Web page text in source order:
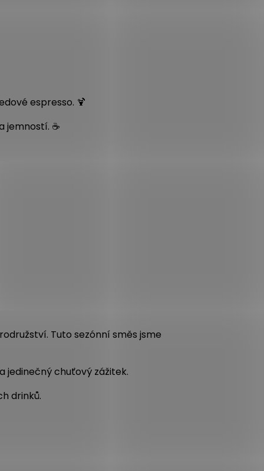
espresso. 🍹
jemností. ☕️
Tuto sezónní směs jsme
jedinečný chuťový zážitek.
drinků.